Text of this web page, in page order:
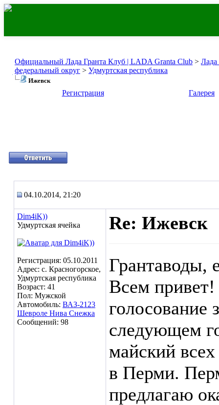
Официальный Лада Гранта Клуб | LADA Granta Club > Лада
федеральный округ > Удмуртская республика
Ижевск
Регистрация Галерея
04.10.2014, 21:20
Dim4iK))
Удмуртская ячейка
Регистрация: 05.10.2011
Адрес: с. Красногорское,
Удмуртская республика
Возраст: 41
Пол: Мужской
Автомобиль: ВАЗ-2123
Шевроле Нива Снежка
Сообщений: 98
Re: Ижевск
Грантаводы,
Всем
следующем
майский
в Перми.
предлагаю